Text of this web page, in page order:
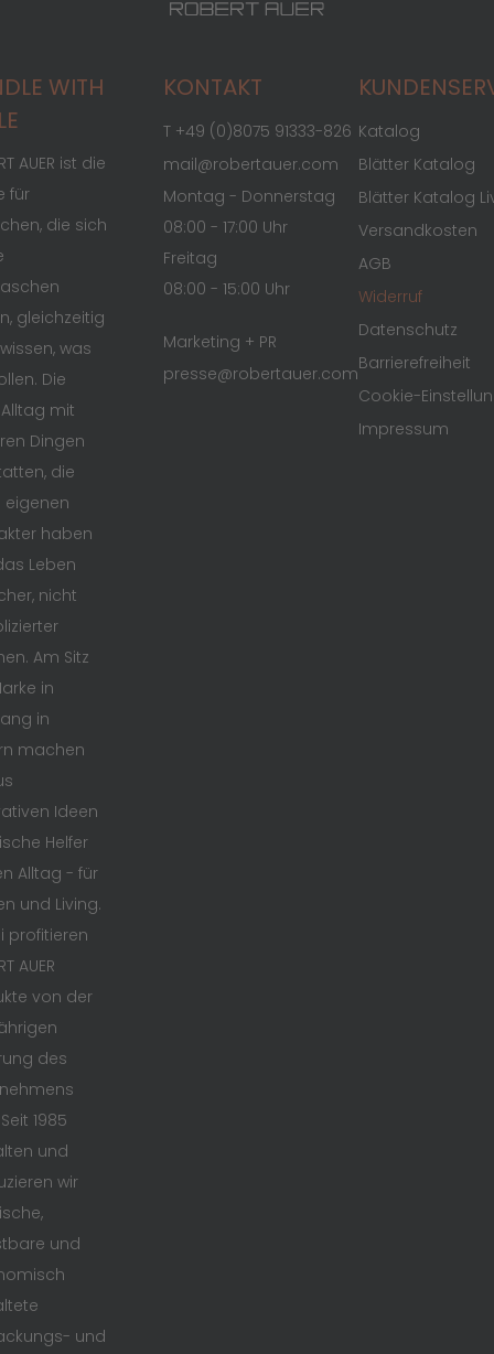
WITH
AUER ist die
für
die sich
gleichzeitig
was
Die
mit
Dingen
die
eigenen
haben
Leben
nicht
Am Sitz
in
in
machen
Ideen
Helfer
Alltag - für
und Living.
profitieren
AUER
von der
des
1985
und
wir
und
und
KONTAKT
T +49 (0)8075 91333-826
mail@robertauer.com
Montag - Donnerstag
08:00 - 17:00 Uhr
Freitag
08:00 - 15:00 Uhr
Marketing + PR
presse@robertauer.com
Katalog
Blätter Katalog
Blätter Katalog
Versandkosten
AGB
Widerruf
Datenschutz
Barrierefreiheit
Cookie-
Impressum